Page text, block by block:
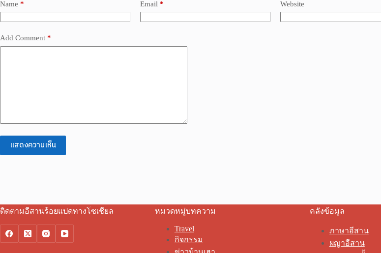
Name * Email * Website
Add Comment *
แสดงความเห็น
ติดตามอีสานร้อยแปดทางโซเชียล หมวดหมู่บทความ
Travel
กิจกรรม
คลังข้อมูล
ภาษาอีสาน
ผญาอีสาน